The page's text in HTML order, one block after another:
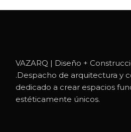
VAZARQ | Diseño +
.Despacho de arquitectura y
dedicado a crear espacios
estéticamente únicos.